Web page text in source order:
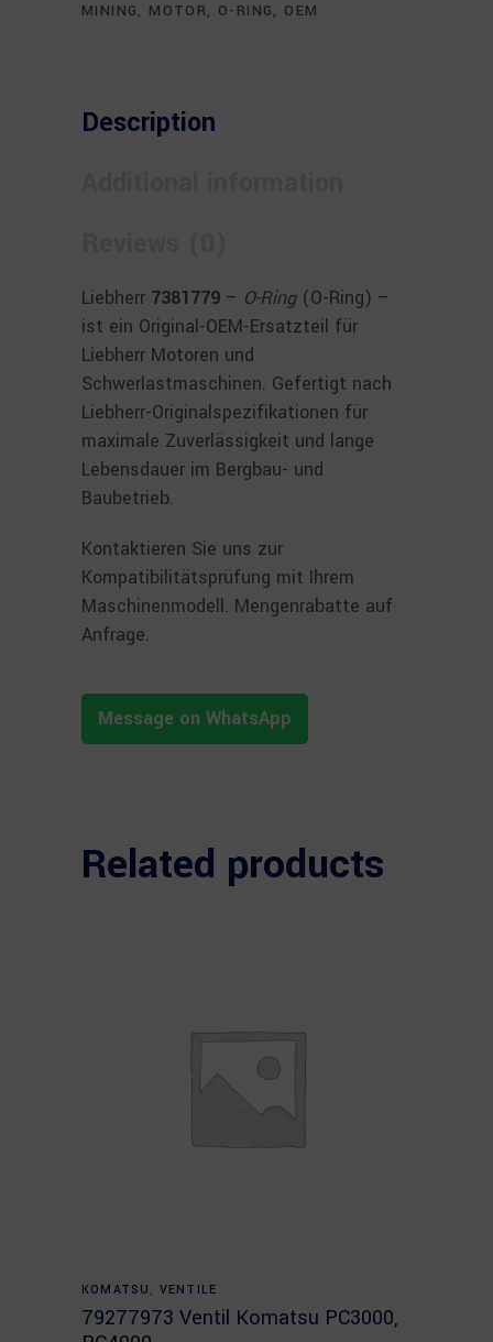
MINING, MOTOR, O-RING, OEM
Description
Liebherr 7381779 – O-Ring(O-Ring) –
ist ein Original-OEM-Ersatzteil für
Liebherr Motoren und
Schwerlastmaschinen. Gefertigt nach
Liebherr-Originalspezifikationen für
maximale Zuverlässigkeit und lange
Lebensdauer im Bergbau- und
Baubetrieb.
Kontaktieren Sie uns zur
Kompatibilitätsprüfung mit Ihrem
Maschinenmodell. Mengenrabatte auf
Anfrage.
Message on WhatsApp
Related products
Read more
KOMATSU , VENTILE
79277973 Ventil Komatsu PC3000,